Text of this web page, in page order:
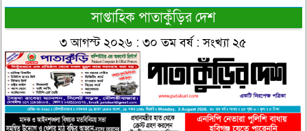
সাপ্তাহিক পাতাকুঁড়ির দেশ
৩ আগস্ট ২০২৬ : ৩০ তম বর্ষ : সংখ্যা ২৫